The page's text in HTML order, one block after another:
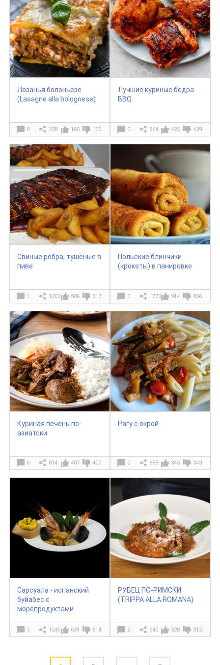
Лазанья болоньезе
(Lasagne alla bolognese)
0 338 165 173
Лучшие куриные бёдра
BBQ
0 864 425 439
Свиные ребра, тушёные в
пиве
1 1203 586 617
Польские блинчики
(крокеты) в панировке
0 1770 914 856
Куриная печень по-
азиатски
0 814 407 407
Рагу с окрой
0 688 345 343
Сарсуэла - испанский
буйабес с
морепродуктами
1 1245 631 614
РУБЕЦ ПО-РИМСКИ
(TRIPPA ALLA ROMANA)
2 640 328 312